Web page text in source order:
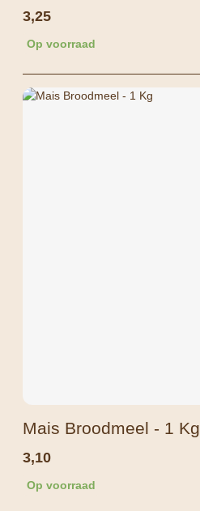
3,25
Op voorraad
Mais Broodmeel - 1 Kg
3,10
Op voorraad